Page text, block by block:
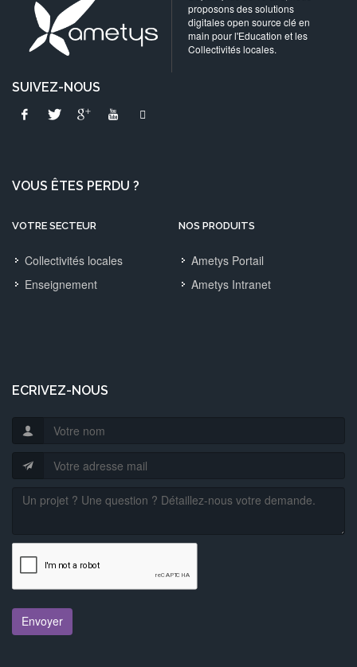
proposons des solutions
digitales open source clé en
main pour l'Education et les
Collectivités locales.
SUIVEZ-NOUS
VOUS ÊTES PERDU ?
VOTRE SECTEUR
Collectivités locales
Enseignement
NOS PRODUITS
Ametys Portail
Ametys Intranet
ECRIVEZ-NOUS